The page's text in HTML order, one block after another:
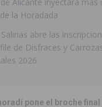
la Horadada
abre las
de Disfraces y
2026
pone el broche final